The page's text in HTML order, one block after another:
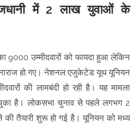
में 2 लाख युवाओं के
का 9000 उम्मीदवारों को फायदा हुआ लेकिन
हो गए। नेशनल एजुकेटेड यूथ यूनियन
की लामबंदी हो रही है। यह मामला
चुका है। लोकसभा चुनाव से पहले लगभग 2
तैयारी शुरू हो गई है। यूनियन को मध्य